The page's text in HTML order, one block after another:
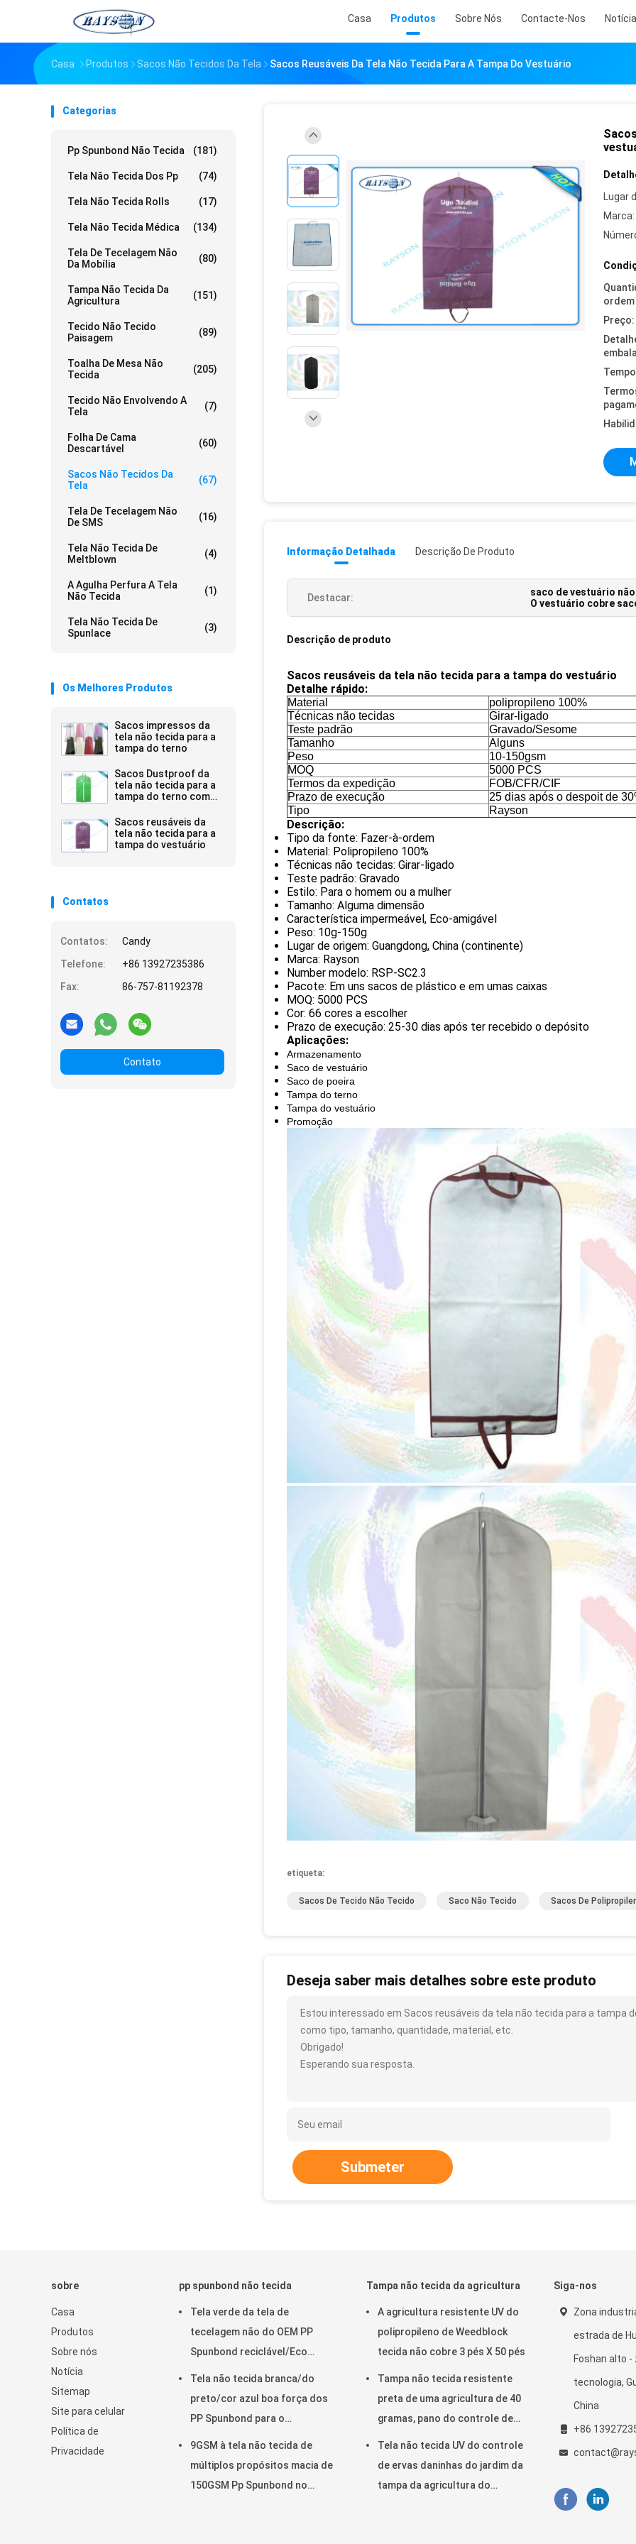
Casa Produtos Sobre Nós Contacte-Nos Notícia
Casa Produtos Sacos Não Tecidos Da Tela Sacos Reusáveis Da Tela Não Tecida Para A Tampa Do Vestuário
Categorias
Pp Spunbond Não Tecida (181)
Tela Não Tecida Dos Pp (74)
Tela Não Tecida Rolls (17)
Tela Não Tecida Médica (134)
Tela De Tecelagem Não
Da Mobília
(80)
Tampa Não Tecida Da
Agricultura
(151)
Tecido Não Tecido
Paisagem
(89)
Toalha De Mesa Não
Tecida
(205)
Tecido Não Envolvendo A
Tela
(7)
Folha De Cama
Descartável
(60)
Sacos Não Tecidos Da
Tela
(67)
Tela De Tecelagem Não
De SMS
(16)
Tela Não Tecida De
Meltblown
(4)
A Agulha Perfura A Tela
Não Tecida
(1)
Tela Não Tecida De
Spunlace
(3)
Os Melhores Produtos
Sacos impressos da
tela não tecida para a
tampa do terno
Sacos Dustproof da
tela não tecida para a
tampa do terno com
Sacos reusáveis da
tela não tecida para a
tampa do vestuário
Contatos
Contatos:
Candy
Telefone:
+86 13927235386
Fax:
86-757-81192378
Contato
Lugar
Marca:
ordem
Preço:
Informação Detalhada Descrição De Produto
Destacar:
saco de vestuário
O vestuário cobre
Descrição de produto
Sacos reusáveis da tela não tecida para a tampa do vestuário
Detalhe rápido:
Material
polipropileno 100%
Técnicas não tecidas
Girar-ligado
Teste padrão
Gravado/Sesome
Tamanho
Alguns
Peso
10-150gsm
MOQ
5000 PCS
Termos da expedição
FOB/CFR/CIF
Prazo de execução
25 dias após o despoit de
Tipo
Rayson
Descrição:
Tipo da fonte: Fazer-à-ordem
Material: Polipropileno 100%
Técnicas não tecidas: Girar-ligado
Teste padrão: Gravado
Estilo: Para o homem ou a mulher
Tamanho: Alguma dimensão
Característica impermeável, Eco-amigável
Peso: 10g-150g
Lugar de origem: Guangdong, China (continente)
Marca: Rayson
Number modelo: RSP-SC2.3
Pacote: Em uns sacos de plástico e em umas caixas
MOQ: 5000 PCS
Cor: 66 cores a escolher
Prazo de execução: 25-30 dias após ter recebido o depósito
Aplicações:
Armazenamento
Saco de vestuário
Saco de poeira
Tampa do terno
Tampa do vestuário
Promoção
etiqueta:
Sacos De Tecido Não Tecido Saco Não Tecido Sacos De
Deseja saber mais detalhes sobre este produto
Estou interessado em Sacos reusáveis da tela não tecida para a tampa
como tipo, tamanho, quantidade, material, etc.
Obrigado!
Esperando sua resposta.
Submeter
sobre
Casa
Produtos
Sobre nós
Notícia
Sitemap
Site para celular
Política de
Privacidade
pp spunbond não tecida
Tela verde da tela de
tecelagem não do OEM PP
Spunbond reciclável/Eco
Tela não tecida branca/do
preto/cor azul boa força dos
PP Spunbond para o
9GSM à tela não tecida de
múltiplos propósitos macia de
150GSM Pp Spunbond no
Tampa não tecida da agricultura
A agricultura resistente UV do
polipropileno de Weedblock
tecida não cobre 3 pés X 50 pés
Tampa não tecida resistente
preta de uma agricultura de 40
gramas, pano do controle de
Tela não tecida UV do controle
de ervas daninhas do jardim da
tampa da agricultura do
Siga-nos
Zona
estrada de
Foshan alto -
tecnologia,
China
+86